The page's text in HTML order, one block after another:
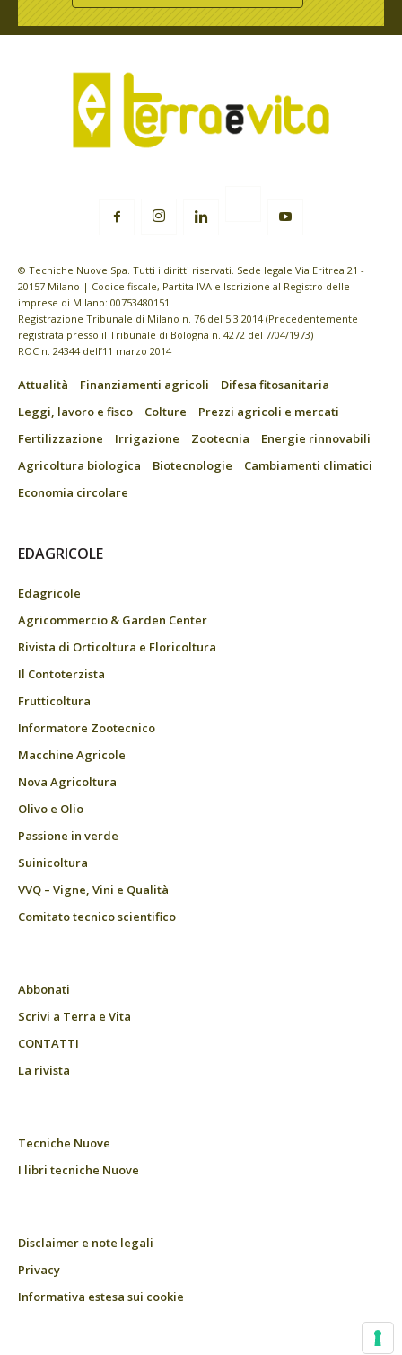
© Tecniche Nuove Spa. Tutti i diritti riservati. Sede legale Via Eritrea 21 -
20157 Milano | Codice fiscale, Partita IVA e Iscrizione al Registro delle
imprese di Milano: 00753480151
Registrazione Tribunale di Milano n. 76 del 5.3.2014 (Precedentemente
registrata presso il Tribunale di Bologna n. 4272 del 7/04/1973)
ROC n. 24344 dell’11 marzo 2014
Attualità Finanziamenti agricoli
Difesa fitosanitaria
Leggi, lavoro e fisco
Colture
Prezzi agricoli e mercati
Fertilizzazione
Irrigazione Zootecnia
Energie rinnovabili
Agricoltura biologica
Biotecnologie
Cambiamenti climatici
Economia circolare
EDAGRICOLE
Edagricole
Agricommercio & Garden Center
Rivista di Orticoltura e Floricoltura
Il Contoterzista
Frutticoltura
Informatore Zootecnico
Macchine Agricole
Nova Agricoltura
Olivo e Olio
Passione in verde
Suinicoltura
VVQ – Vigne, Vini e Qualità
Comitato tecnico scientifico
Abbonati
Scrivi a Terra e Vita
CONTATTI
La rivista
Tecniche Nuove
I libri tecniche Nuove
Disclaimer e note legali
Privacy
Informativa estesa sui cookie